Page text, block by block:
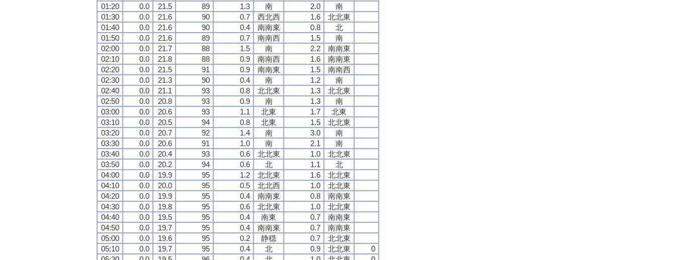
01:20
0.0 21.5 89 1.3 南 2.0
南
01:30
0.0 21.6 90 0.7 西北西 1.6
北北東
01:40
0.0 21.6 90 0.4 南南東 0.8
北
01:50
0.0 21.6 89 0.7 南南西 1.5
南
02:00
0.0 21.7 88 1.5 南 2.2
南南東
02:10
0.0 21.8 88 0.9 南南西 1.6
南南東
02:20
0.0 21.5 91 0.9 南南東 1.5
南南西
02:30
0.0 21.3 90 0.4 南 1.2
南
02:40
0.0 21.1 93 0.8 北北東 1.3
北北東
02:50
0.0 20.8 93 0.9 南 1.3
南
03:00
0.0 20.6 93 1.1 北東 1.7
北東
03:10
0.0 20.5 94 0.8 北東 1.5
北北東
03:20
0.0 20.7 92 1.4 南 3.0
南
03:30
0.0 20.6 91 1.0 南 2.1
南
03:40
0.0 20.4 93 0.6 北北東 1.0
北北東
03:50
0.0 20.2 94 0.6 北 1.1
北
04:00
0.0 19.9 95 1.2 北北東 1.6
北北東
04:10
0.0 20.0 95 0.5 北北西 1.0
北北東
04:20
0.0 19.9 95 0.4 南南東 0.8
南南東
04:30
0.0 19.8 95 0.6 北北東 1.0
北北東
04:40
0.0 19.5 95 0.4 南東 0.7
南南東
04:50
0.0 19.7 95 0.4 南南東 0.7
南南東
05:00
0.0 19.6 95 0.2 静穏 0.7
北北東
05:10
0.0 19.7 95 0.4 北 0.9 北北東
0